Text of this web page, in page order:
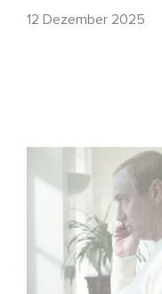
12 Dezember 2025
Macht,
im Verborgenen?